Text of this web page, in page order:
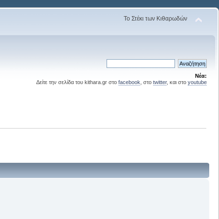
Το Στέκι των Κιθαρωδών
Νέα:
Δείτε την σελίδα του kithara.gr στο facebook , στο twitter, και στο youtube